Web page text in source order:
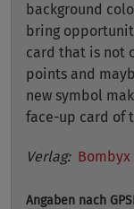
background
bring
card that is not
points and
new symbol
face-up card of
Verlag: Bombyx
Angaben nach